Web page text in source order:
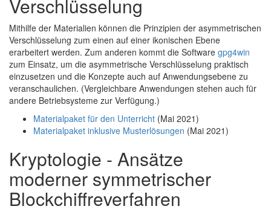
Verschlüsselung
Mithilfe der Materialien können die Prinzipien der asymmetrischen
Verschlüsselung zum einen auf einer ikonischen Ebene
erarbeitert werden. Zum anderen kommt die Software gpg4win
zum Einsatz, um die asymmetrische Verschlüsselung praktisch
einzusetzen und die Konzepte auch auf Anwendungsebene zu
veranschaulichen. (Vergleichbare Anwendungen stehen auch für
andere Betriebsysteme zur Verfügung.)
Materialpaket für den Unterricht (Mai 2021)
Materialpaket inklusive Musterlösungen (Mai 2021)
Kryptologie - Ansätze
moderner symmetrischer
Blockchiffreverfahren